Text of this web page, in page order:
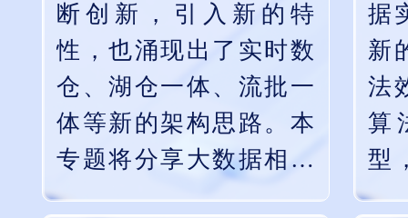
断创新，引入新的特
性，也涌现出了实时数
仓、湖仓一体、流批一
体等新的架构思路。本
专题将分享大数据相关
框架、基础设施在创新
据
新
法
算
型
算